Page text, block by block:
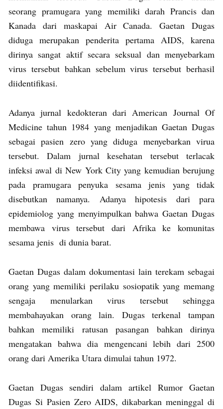
seorang pramugara yang memiliki darah Prancis dan
Kanada dari maskapai Air Canada. Gaetan Dugas
diduga merupakan penderita pertama AIDS, karena
dirinya sangat aktif secara seksual dan menyebarkam
virus tersebut bahkan sebelum virus tersebut berhasil
diidentifikasi.
Adanya jurnal kedokteran dari American Journal Of
Medicine tahun 1984 yang menjadikan Gaetan Dugas
sebagai pasien zero yang diduga menyebarkan virua
tersebut. Dalam jurnal kesehatan tersebut terlacak
infeksi awal di New York City yang kemudian berujung
pada pramugara penyuka sesama jenis yang tidak
disebutkan namanya. Adanya hipotesis dari para
epidemiolog yang menyimpulkan bahwa Gaetan Dugas
membawa virus tersebut dari Afrika ke komunitas
sesama jenis di dunia barat.
Gaetan Dugas dalam dokumentasi lain terekam sebagai
orang yang memiliki perilaku sosiopatik yang memang
sengaja menularkan virus tersebut sehingga
membahayakan orang lain. Dugas terkenal tampan
bahkan memiliki ratusan pasangan bahkan dirinya
mengatakan bahwa dia mengencani lebih dari 2500
orang dari Amerika Utara dimulai tahun 1972.
Gaetan Dugas sendiri dalam artikel Rumor Gaetan
Dugas Si Pasien Zero AIDS, dikabarkan meninggal di